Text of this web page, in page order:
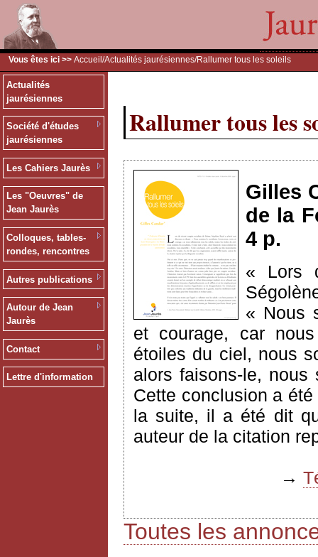
Vous êtes ici >> Accueil /Actualités jaurésiennes/Rallumer tous les soleils
Actualités
jaurésiennes
Société d'études
jaurésiennes
Les Cahiers Jaurès
Les "Oeuvres" de
Jean Jaurès
Colloques, tables-
rondes, rencontres
Autres publications
Autour de Jean
Jaurès
Contact
Lettre d'information
Rallumer tous les
Gilles
de la
4 p.
« Lors
« Nous
et courage, car
étoiles du ciel, nous
alors faisons-le,
Cette conclusion a
la suite, il a été dit
auteur de la citation
→
Toutes les